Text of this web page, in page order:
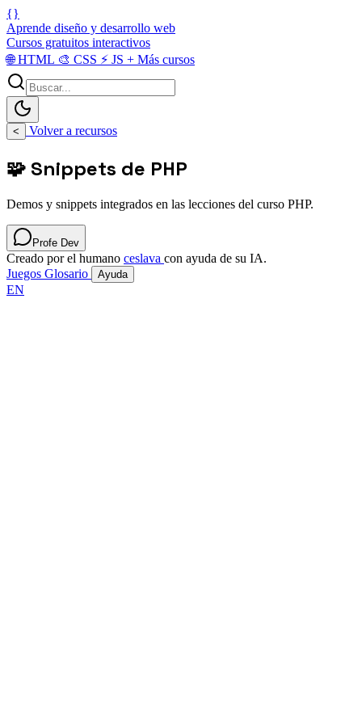
{}
Aprende diseño y desarrollo web
Cursos gratuitos interactivos
🌐HTML 🎨 CSS ⚡ JS + Más cursos
< Volver a recursos
🧩 Snippets de PHP
Demos y snippets integrados en las lecciones del curso PHP.
Profe Dev
Creado por el humano ceslava con ayuda de su IA.
Juegos Glosario Ayuda
EN